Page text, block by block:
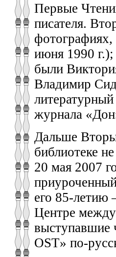
Первые
писателя.
июня 1990
были
Владимир
журнала
Дальше
библиотеке
20 мая 2007
его 85-летию
Центре
выступавшие
OST» по-